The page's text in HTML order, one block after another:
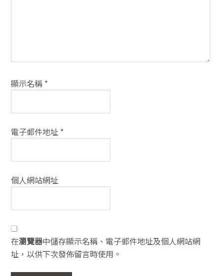
顯示名稱 *
電子郵件地址 *
個人網站網址
在瀏覽器中儲存顯示名稱、電子郵件地址及個人網站網
址，以供下次發佈留言時使用。